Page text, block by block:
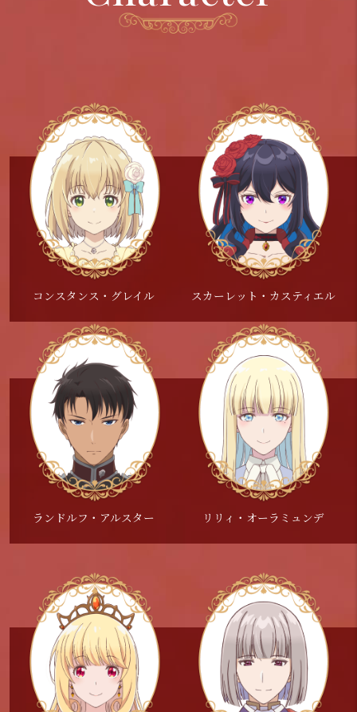
コンスタンス・グレイル スカーレット・カスティエル
ランドルフ・アルスター リリィ・オーラミュンデ
コンスタンス・グレイル 役
市ノ瀬加那
『エリスの聖杯』アニメ化決定しました！
ドラマCDと同じく、主人公のコニー役を演じ
させて頂きます。
鈴代紗弓
『エリスの聖杯』アニメ化決定おめでとうござ
います!!ドラマCDから引き続き、スカーレッ
ト・カスティエル役を演じさせていただきま
す。
ランドルフ・アルスター 役
阿座上洋平
『エリスの聖杯』ランドルフ・アルスターを演
じます、阿座上洋平です。
第一印象は冷徹なイメージのランドルフです
リリィ・オーラミュンデ 役
M・A・O
『エリスの聖杯』アニメ化決定おめでとうござ
います！ リリィ・オーラミュンデ役で出演さ
せていただきます、M・A・Oです。 原作・コ
ミカライズの惹きつけられるストーリー展開
が、アニメではどのように描かれるのか、アフ
セシリア・アデルバイド 役
内田真礼
みなさんこんにちは！セシリア役を務めさせて
いただく、内田真礼です。
エンリケ・アデルバイド 役
花江夏樹
気高さや、その裏にある繊細な揺らぎ、彼が持
つ複雑な魅力を丁寧に探りながら臨みました。
福山 潤
ハームズワース役の福山潤です。
物語にどのように関わるのかが一見、“？”なよ
うな風体に
世界観が合っているのかどうか謎な押し出しに